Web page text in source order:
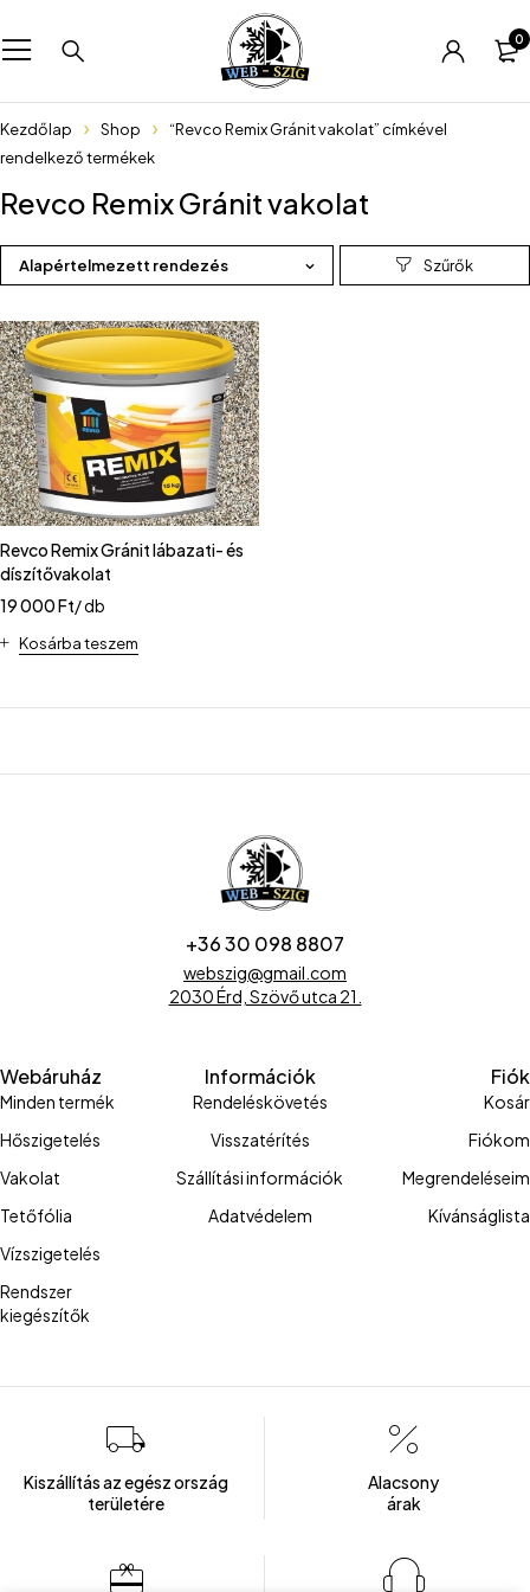
0
Kezdőlap Shop
“Revco Remix Gránit vakolat” címkével
rendelkező termékek
Revco Remix Gránit vakolat
Alapértelmezett rendezés
Revco Remix Gránit lábazati- és
díszítővakolat
19 000Ft/ db
Kosárba teszem
+36 30 098 8807
webszig@gmail.com
2030 Érd, Szövő utca 21.
Webáruház
Minden termék
Hőszigetelés
Vakolat
Tetőfólia
Vízszigetelés
Rendszer
kiegészítők
Információk
Rendeléskövetés
Visszatérítés
Szállítási információk
Adatvédelem
Fiók
Kosár
Fiókom
Megrendeléseim
Kívánságlista
Kiszállítás az egész ország
területére
Alacsony
árak